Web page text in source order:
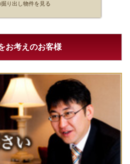
り出し物件を見る
お考えのお客様